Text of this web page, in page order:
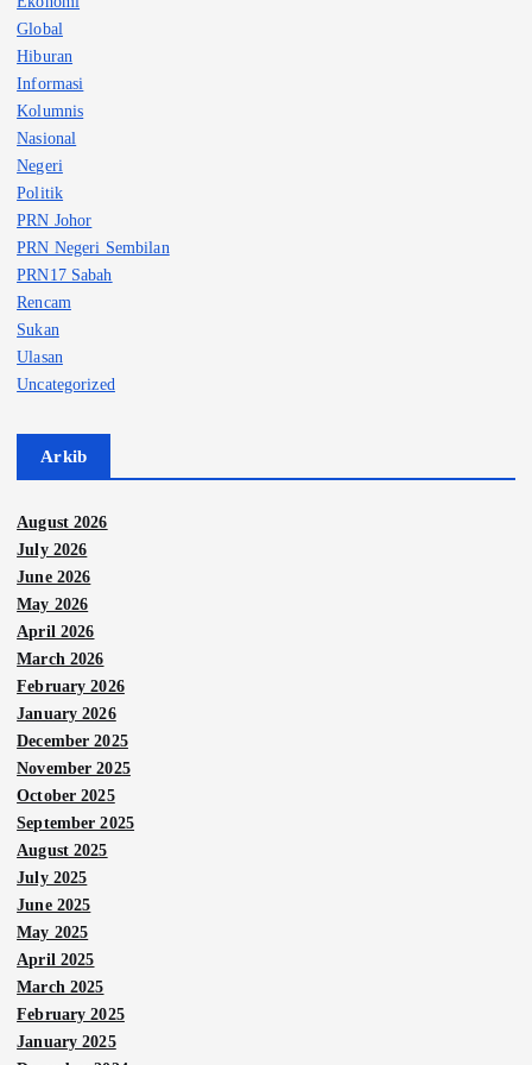
Global
Hiburan
Informasi
Kolumnis
Nasional
Negeri
Politik
PRN Johor
PRN Negeri Sembilan
PRN17 Sabah
Rencam
Sukan
Ulasan
Uncategorized
Arkib
August 2026
July 2026
June 2026
May 2026
April 2026
March 2026
February 2026
January 2026
December 2025
November 2025
October 2025
September 2025
August 2025
July 2025
June 2025
May 2025
April 2025
March 2025
February 2025
January 2025